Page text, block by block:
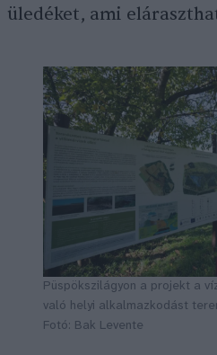
üledéket, ami
Püspökszilágyon a projekt a
való helyi alkalmazkodást
Fotó: Bak Levente